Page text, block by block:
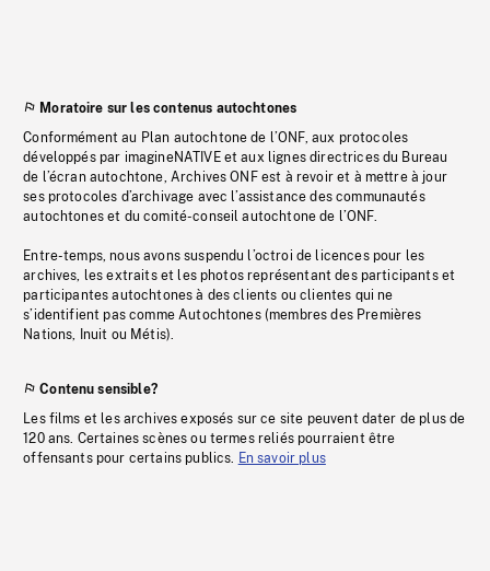
Moratoire sur les contenus autochtones
Conformément au Plan autochtone de l’ONF, aux protocoles
développés par imagineNATIVE et aux lignes directrices du Bureau
de l’écran autochtone, Archives ONF est à revoir et à mettre à jour
ses protocoles d’archivage avec l’assistance des communautés
autochtones et du comité-conseil autochtone de l’ONF.
Entre-temps, nous avons suspendu l’octroi de licences pour les
archives, les extraits et les photos représentant des participants et
participantes autochtones à des clients ou clientes qui ne
s’identifient pas comme Autochtones (membres des Premières
Nations, Inuit ou Métis).
Contenu sensible?
Les films et les archives exposés sur ce site peuvent dater de plus de
120 ans. Certaines scènes ou termes reliés pourraient être
offensants pour certains publics. En savoir plus